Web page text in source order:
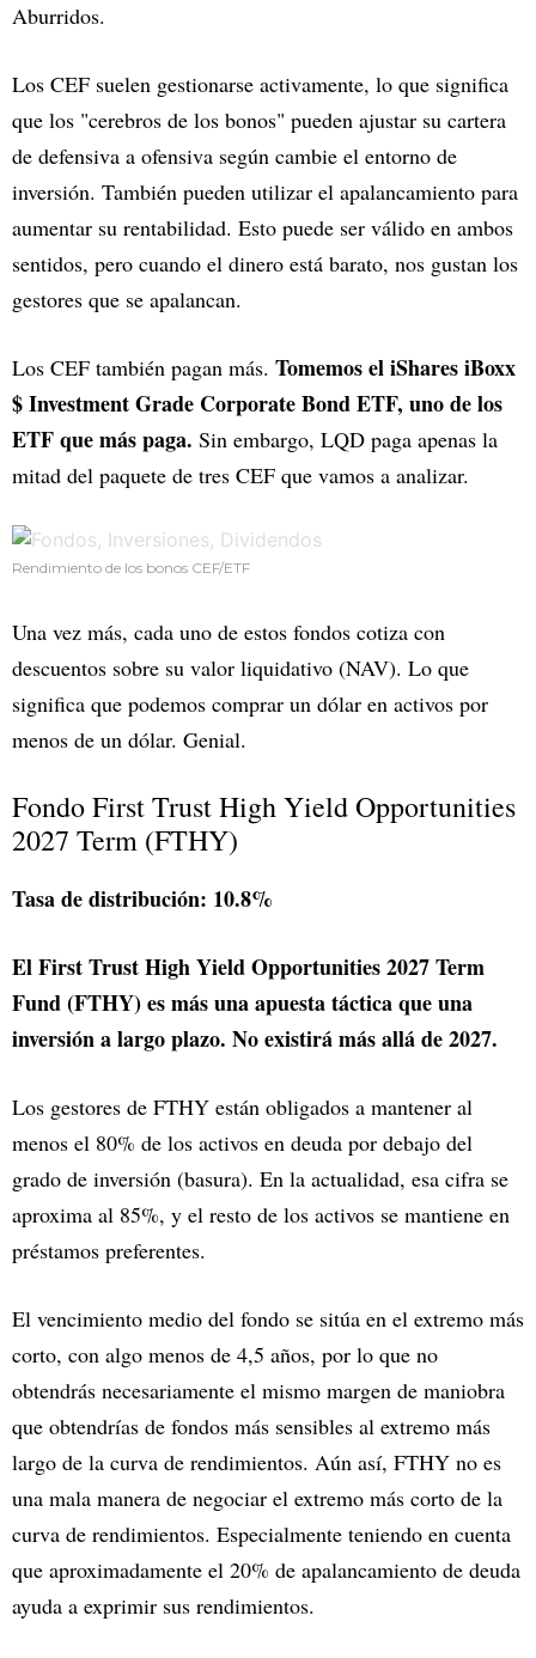
Aburridos.
Los CEF suelen gestionarse activamente, lo que significa
que los "cerebros de los bonos" pueden ajustar su cartera
de defensiva a ofensiva según cambie el entorno de
inversión. También pueden utilizar el apalancamiento para
aumentar su rentabilidad. Esto puede ser válido en ambos
sentidos, pero cuando el dinero está barato, nos gustan los
gestores que se apalancan.
Los CEF también pagan más. Tomemos el iShares iBoxx
$ Investment Grade Corporate Bond ETF, uno de los
ETF que más paga. Sin embargo, LQD paga apenas la
mitad del paquete de tres CEF que vamos a analizar.
Rendimiento de los bonos CEF/ETF
Una vez más, cada uno de estos fondos cotiza con
descuentos sobre su valor liquidativo (NAV). Lo que
significa que podemos comprar un dólar en activos por
menos de un dólar. Genial.
Fondo First Trust High Yield Opportunities
2027 Term (FTHY)
Tasa de distribución: 10.8%
El First Trust High Yield Opportunities 2027 Term
Fund (FTHY) es más una apuesta táctica que una
inversión a largo plazo. No existirá más allá de 2027.
Los gestores de FTHY están obligados a mantener al
menos el 80% de los activos en deuda por debajo del
grado de inversión (basura). En la actualidad, esa cifra se
aproxima al 85%, y el resto de los activos se mantiene en
préstamos preferentes.
El vencimiento medio del fondo se sitúa en el extremo más
corto, con algo menos de 4,5 años, por lo que no
obtendrás necesariamente el mismo margen de maniobra
que obtendrías de fondos más sensibles al extremo más
largo de la curva de rendimientos. Aún así, FTHY no es
una mala manera de negociar el extremo más corto de la
curva de rendimientos. Especialmente teniendo en cuenta
que aproximadamente el 20% de apalancamiento de deuda
ayuda a exprimir sus rendimientos.